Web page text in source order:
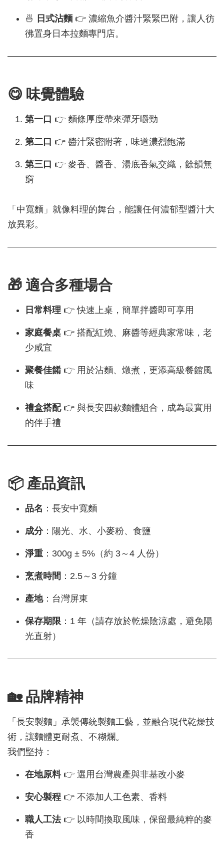
🍜 日式沾麵 👉 濃縮魚介醬汁緊緊巴附，讓人彷
彿置身日本拉麵專門店。
😋 味覺體驗
第一口 👉 麵條厚度帶來彈牙嚼勁
第二口 👉 醬汁緊密附著，味道濃烈飽滿
第三口 👉 麥香、醬香、湯底香氣交織，餘韻無
窮
「中寬麵」就像料理的舞台，能讓任何濃郁型醬汁大
放異彩。
🎁 適合多種場合
日常料理 👉 快速上桌，簡單拌醬即可享用
家庭餐桌 👉 搭配紅燒、麻醬等經典家常味，老
少咸宜
聚餐佳餚👉 用於沾麵、燉煮，更添高級餐館風
味
禮盒搭配👉 與長安四款麵體組合，成為最實用
的伴手禮
📦 產品資訊
品名 ：長安中寬麵
成分：陽光、水、小麥粉、食鹽
淨重 ：300g ± 5%（約 3～4 人份）
烹煮時間 ：2.5～3 分鐘
產地：台灣屏東
保存期限 ：1 年（請存放於乾燥陰涼處，避免陽
光直射）
🏡 品牌精神
「長安製麵」承襲傳統製麵工藝，並融合現代乾燥技
術，讓麵體更耐煮、不糊爛。
我們堅持：
在地原料👉 選用台灣農產與非基改小麥
安心製程 👉 不添加人工色素、香料
職人工法👉 以時間換取風味，保留最純粹的麥
香